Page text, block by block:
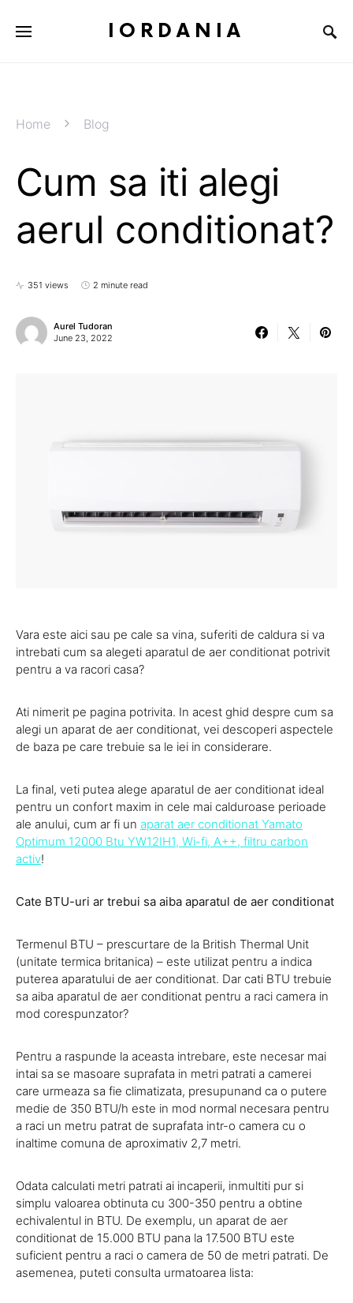
IORDANIA
Home Blog
Cum sa iti alegi
aerul conditionat?
351 views 2 minute read
Aurel Tudoran
June 23, 2022
Vara este aici sau pe cale sa vina, suferiti de caldura si va
intrebati cum sa alegeti aparatul de aer conditionat potrivit
pentru a va racori casa?
Ati nimerit pe pagina potrivita. In acest ghid despre cum sa
alegi un aparat de aer conditionat, vei descoperi aspectele
de baza pe care trebuie sa le iei in considerare.
La final, veti putea alege aparatul de aer conditionat ideal
pentru un confort maxim in cele mai calduroase perioade
ale anului, cum ar fi un aparat aer conditionat Yamato
Optimum 12000 Btu YW12IH1, Wi-fi, A++, filtru carbon
activ!
Cate BTU-uri ar trebui sa aiba aparatul de aer conditionat
Termenul BTU – prescurtare de la British Thermal Unit
(unitate termica britanica) – este utilizat pentru a indica
puterea aparatului de aer conditionat. Dar cati BTU trebuie
sa aiba aparatul de aer conditionat pentru a raci camera in
mod corespunzator?
Pentru a raspunde la aceasta intrebare, este necesar mai
intai sa se masoare suprafata in metri patrati a camerei
care urmeaza sa fie climatizata, presupunand ca o putere
medie de 350 BTU/h este in mod normal necesara pentru
a raci un metru patrat de suprafata intr-o camera cu o
inaltime comuna de aproximativ 2,7 metri.
Odata calculati metri patrati ai incaperii, inmultiti pur si
simplu valoarea obtinuta cu 300-350 pentru a obtine
echivalentul in BTU. De exemplu, un aparat de aer
conditionat de 15.000 BTU pana la 17.500 BTU este
suficient pentru a raci o camera de 50 de metri patrati. De
asemenea, puteti consulta urmatoarea lista: